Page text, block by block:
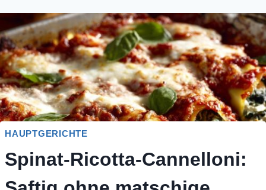
HAUPTGERICHTE
Spinat-Ricotta-Cannelloni: